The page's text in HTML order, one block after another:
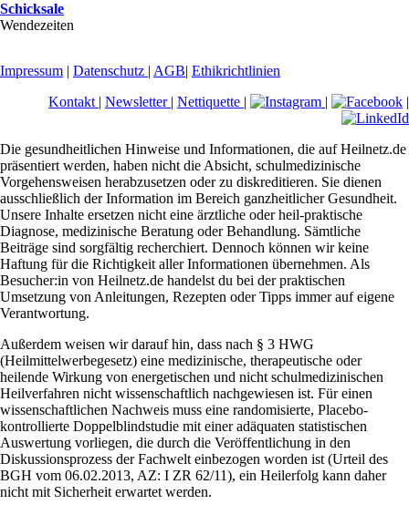
Schicksale
Wendezeiten
Impressum | Datenschutz | AGB| Ethikrichtlinien
Kontakt | Newsletter | Nettiquette | | |
Die gesundheitlichen Hinweise und Informationen, die auf Heilnetz.de
präsentiert werden, haben nicht die Absicht, schulmedizinische
Vorgehensweisen herabzusetzen oder zu diskreditieren. Sie dienen
ausschließlich der Information im Bereich ganzheitlicher Gesundheit.
Unsere Inhalte ersetzen nicht eine ärztliche oder heil-praktische
Diagnose, medizinische Beratung oder Behandlung. Sämtliche
Beiträge sind sorgfältig recherchiert. Dennoch können wir keine
Haftung für die Richtigkeit aller Informationen übernehmen. Als
Besucher:in von Heilnetz.de handelst du bei der praktischen
Umsetzung von Anleitungen, Rezepten oder Tipps immer auf eigene
Verantwortung.
Außerdem weisen wir darauf hin, dass nach § 3 HWG
(Heilmittelwerbegesetz) eine medizinische, therapeutische oder
heilende Wirkung von energetischen und nicht schulmedizinischen
Heilverfahren nicht wissenschaftlich nachgewiesen ist. Für einen
wissenschaftlichen Nachweis muss eine randomisierte, Placebo-
kontrollierte Doppelblindstudie mit einer adäquaten statistischen
Auswertung vorliegen, die durch die Veröffentlichung in den
Diskussionsprozess der Fachwelt einbezogen worden ist (Urteil des
BGH vom 06.02.2013, AZ: I ZR 62/11), ein Heilerfolg kann daher
nicht mit Sicherheit erwartet werden.